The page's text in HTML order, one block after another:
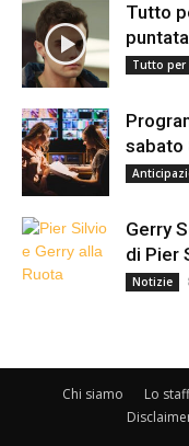
Tutto
Tutto per
sabato
Gerry
di Pier
Notizie
Chi siamo Lo staff